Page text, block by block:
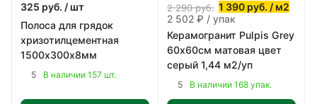
325 руб. / шт
Полоса для грядок
хризотилцементная
1500х300х8мм
5 В наличии 157 шт.
2 290руб. 1 390 руб. / м2
2 502 ₽ / упак
Керамогранит Pulpis Grey
60х60см матовая цвет
серый 1,44 м2/уп
5 В наличии 168 упак.